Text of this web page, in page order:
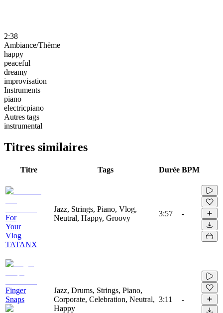
2:38
Ambiance/Thème
happy
peaceful
dreamy
improvisation
Instruments
piano
electricpiano
Autres tags
instrumental
Titres similaires
Titre Tags Durée BPM
For
Your
Vlog
TATANX
Jazz, Strings, Piano, Vlog,
Neutral, Happy, Groovy
3:57 -
Finger
Snaps
Jazz, Drums, Strings, Piano,
Corporate, Celebration, Neutral,
Happy
3:11 -